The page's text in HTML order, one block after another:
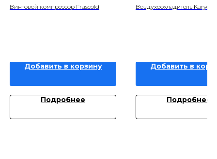
Винтовой компрессор Frascold
Добавить в корзину
Подробнее
Воздухоохладитель Karyer
Добавить в
Подробнее